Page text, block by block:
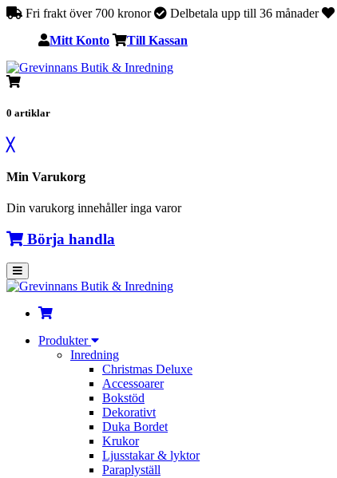
Fri frakt över 700 kronor Delbetala upp till 36 månader
Mitt Konto Till Kassan
0 artiklar
╳
Min Varukorg
Din varukorg innehåller inga varor
Börja handla
Produkter
Inredning
Christmas Deluxe
Accessoarer
Bokstöd
Dekorativt
Duka Bordet
Krukor
Ljusstakar & lyktor
Paraplyställ